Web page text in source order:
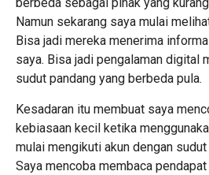
Namun sekarang saya mulai
Bisa jadi mereka menerima
saya. Bisa jadi pengalaman digital
sudut pandang yang berbeda pula.
Kesadaran itu membuat saya
kebiasaan kecil ketika
mulai mengikuti akun dengan
Saya mencoba membaca